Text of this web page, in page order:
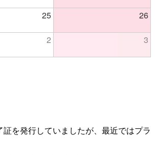
25 26
2 3
を発行していましたが、最近ではプラ